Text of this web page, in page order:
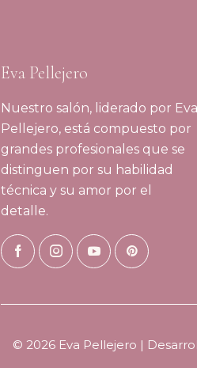
Eva Pellejero
Nuestro salón, liderado por Eva
Pellejero, está compuesto por
grandes profesionales que se
distinguen por su habilidad
técnica y su amor por el
detalle.
© 2026 Eva Pellejero |